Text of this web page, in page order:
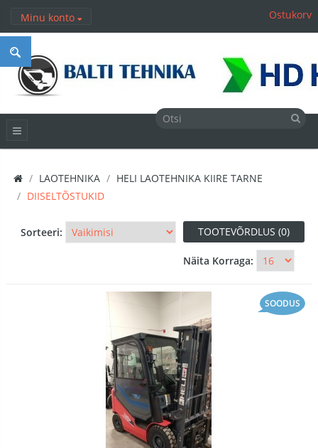
Minu konto Ostukorv
LAOTEHNIKA
HELI LAOTEHNIKA KIIRE TARNE
DIISELTÕSTUKID
TOOTEVÕRDLUS (0)
Sorteeri:
Näita Korraga:
SOODUS